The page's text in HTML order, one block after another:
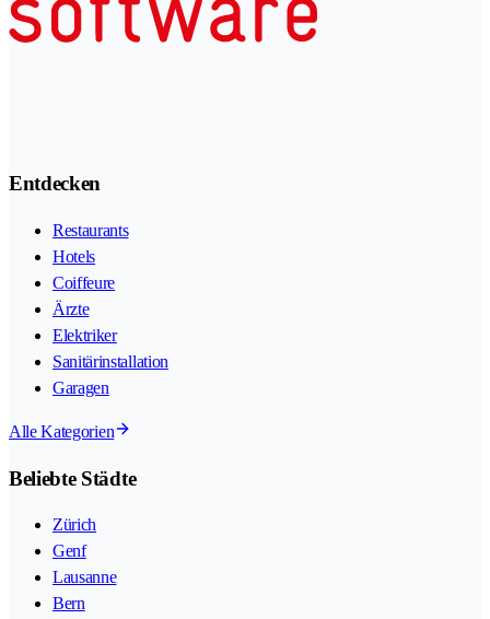
Entdecken
Restaurants
Hotels
Coiffeure
Ärzte
Elektriker
Sanitärinstallation
Garagen
Alle Kategorien
Beliebte Städte
Zürich
Genf
Lausanne
Bern